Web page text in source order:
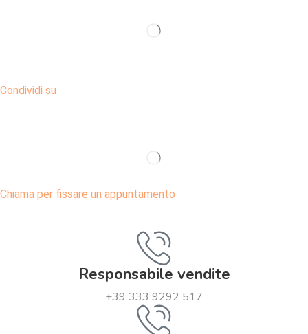
Condividi su
Chiama per fissare un appuntamento
Responsabile vendite
+39 333 9292 517